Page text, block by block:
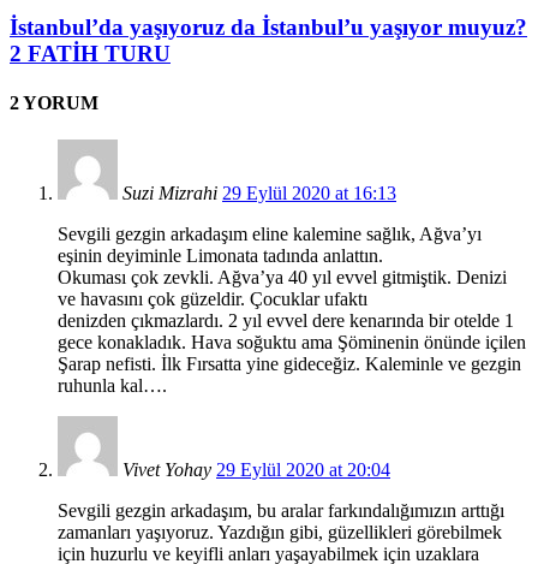
İstanbul’da yaşıyoruz da İstanbul’u yaşıyor muyuz?
2 FATİH TURU
2 YORUM
Suzi Mizrahi 29 Eylül 2020 at 16:13
Sevgili gezgin arkadaşım eline kalemine sağlık, Ağva’yı
eşinin deyiminle Limonata tadında anlattın.
Okuması çok zevkli. Ağva’ya 40 yıl evvel gitmiştik. Denizi
ve havasını çok güzeldir. Çocuklar ufaktı
denizden çıkmazlardı. 2 yıl evvel dere kenarında bir otelde 1
gece konakladık. Hava soğuktu ama Şöminenin önünde içilen
Şarap nefisti. İlk Fırsatta yine gideceğiz. Kaleminle ve gezgin
ruhunla kal….
Vivet Yohay 29 Eylül 2020 at 20:04
Sevgili gezgin arkadaşım, bu aralar farkındalığımızın arttığı
zamanları yaşıyoruz. Yazdığın gibi, güzellikleri görebilmek
için huzurlu ve keyifli anları yaşayabilmek için uzaklara